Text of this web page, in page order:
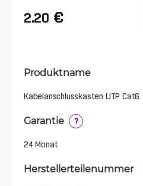
2.20 €
Produktname
Kabelanschlusskasten UTP Cat6
Garantie ?
24 Monat
Herstellerteilenummer